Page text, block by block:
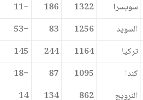
سويسرا 1322
186
−11
السويد 1256
83
−53
تركيا 1164
244
145
كندا 1095
87
−18
النرويج 862
134
14